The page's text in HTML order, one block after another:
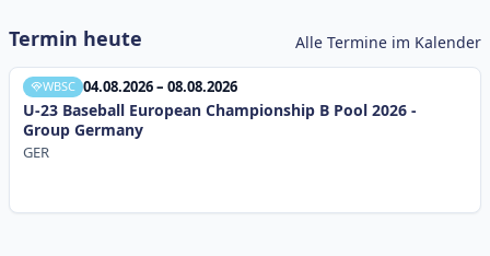
Termin heute Alle Termine im Kalender
WBSC 04.08.2026 – 08.08.2026
U-23 Baseball European Championship B Pool 2026 -
Group Germany
GER